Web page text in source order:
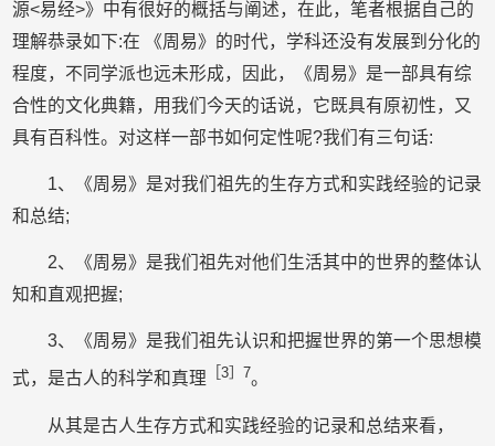
源<易经>》中有很好的概括与阐述，在此，笔者根据自己的
理解恭录如下:在 《周易》的时代，学科还没有发展到分化的
程度，不同学派也远未形成，因此，《周易》是一部具有综
合性的文化典籍，用我们今天的话说，它既具有原初性，又
具有百科性。对这样一部书如何定性呢?我们有三句话:
1、《周易》是对我们祖先的生存方式和实践经验的记录
和总结;
2、《周易》是我们祖先对他们生活其中的世界的整体认
知和直观把握;
3、《周易》是我们祖先认识和把握世界的第一个思想模
式，是古人的科学和真理 ［3］7。
从其是古人生存方式和实践经验的记录和总结来看，